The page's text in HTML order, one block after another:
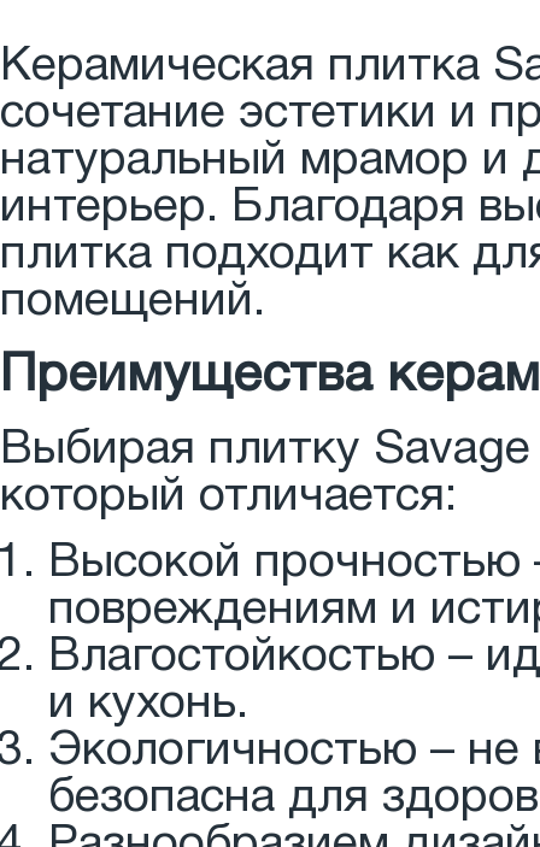
Керамическая плитка
сочетание эстетики и
натуральный мрамор и
интерьер. Благодаря
плитка подходит как
помещений.
Преимущества
Выбирая плитку
который отличается:
Высокой прочностью
повреждениям и
Влагостойкостью –
и кухонь.
Экологичностью –
безопасна для